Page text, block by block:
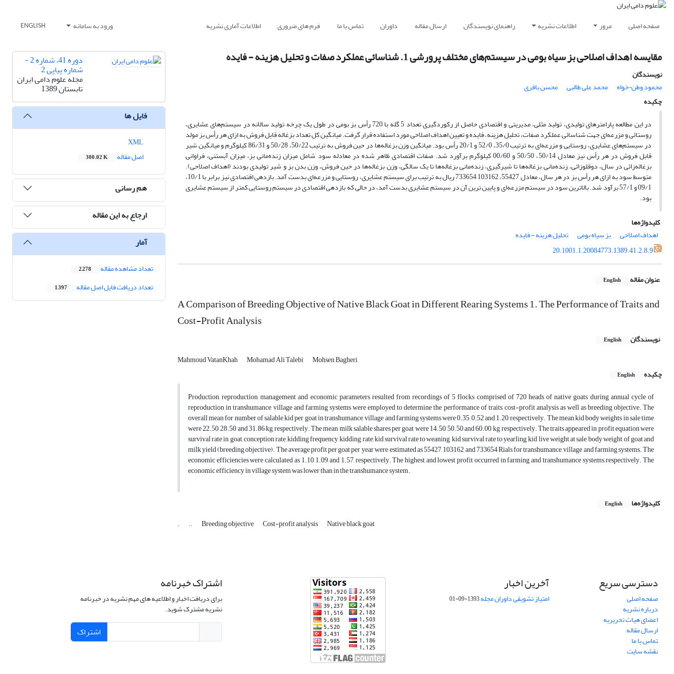
صفحه اصلی مرور اطلاعات نشریه راهنمای نویسندگان ارسال مقاله داوران تماس با ما فرم های ضروری اطلاعات آماری نشریه ورود به سامانه ENGLISH
مقایسه اهداف اصلاحی بز سیاه بومی در سیستم‌های مختلف پرورشی 1. شناسائی عملکرد صفات و تحلیل هزینه - فایده
نویسندگان
محمود وطن¬خواه
محمد علی طالبی
محسن باقری
چکیده
در این مطالعه پارامترهای تولیدی، تولید مثلی، مدیریتی و اقتصادی حاصل از رکوردگیری تعداد 5 گله با 720 رأس بز بومی در طول یک چرخه تولید سالانه در سیستم‌های عشایری،
روستائی و مزرعه‌ای جهت شناسائی عملکرد صفات، تحلیل هزینه – فایده و تعیین اهداف اصلاحی مورد استفاده قرار گرفت. میانگین کل تعداد بزغاله قابل فروش به ازای هر رأس بز مولد
در سیستم‌های عشایری، روستایی و مزرعه‌ای به ترتیب 35/0، 52/0 و 20/1 رأس بود. میانگین وزن بزغاله‌ها در حین فروش به ترتیب 50/22، 50/28 و 86/31 کیلوگرم و میانگین شیر
قابل فروش در هر رأس نیز معادل 50/14، 50/50 و 00/60 کیلوگرم برآورد شد. صفات اقتصادی ظاهر شده در معادله سود شامل میزان زنده‌مانی بز، میزان آبستنی، فراوانی
بزغاله‌زائی در سال، دوقلوزائی، زنده‌مانی بزغاله‌ها تا شیرگیری، زنده‌مانی بزغاله‌ها تا یک سالگی، وزن بزغاله‌ها در حین فروش، وزن بدن بز و شیر تولیدی بودند (اهداف اصلاحی).
متوسط سود به ازای هر رأس بز در هر سال، معادل 55427، 103162 733654 ریال به ترتیب برای سیستم عشایری، روستایی و مزرعه‌ای بدست آمد. بازدهی اقتصادی نیز برابر با 10/1،
09/1 و 57/1 برآود شد. بالاترین سود در سیستم مزرعه‌ای و پایین ترین آن در سیستم عشایری بدست آمد، در حالی که بازدهی اقتصادی در سیستم روستایی کمتر از سیستم عشایری
بود.
کلیدواژه‌ها
اهداف اصلاحی
بز سیاه بومی
تحلیل هزینه - فایده
20.1001.1.20084773.1389.41.2.8.9
عنوان مقاله English
A Comparison of Breeding Objective of Native Black Goat in Different Rearing Systems 1. The Performance of Traits and
Cost-Profit Analysis
نویسندگان English
Mahmoud VatanKhah Mohamad Ali Talebi
Mohsen Bagheri
چکیده
English
Production, reproduction, management and economic parameters resulted from recordings of 5 flocks comprised of 720 heads of native goats during annual cycle of
reproduction in transhumance, village and farming systems were employed to determine the performance of traits, cost-profit analysis as well as breeding objective. The
overall mean for number of salable kid per goat in transhumance, village and farming systems were 0.35, 0.52 and 1.20, respectively. The mean kid body weights in sale time
were 22.50, 28.50 and 31.86 kg, respectively. The mean milk salable shares per goat were 14.50, 50.50 and 60.00 kg, respectively. The traits appeared in profit equation were
survival rate in goat, conception rate, kidding frequency, kidding rate, kid survival rate to weaning, kid survival rate to yearling, kid live weight at sale, body weight of goat and
milk yield (breeding objective). The average profit per goat per year were, estimated as 55427, 103162 and 733654 Rials for transhumance, village and farming systems. The
economic efficiencies were calculated as 1.10, 1.09 and 1.57, respectively. The highest and lowest profit occurred in farming and transhumance systems, respectively. The
economic efficiency in village system was lower than in the transhumance system.
کلیدواژه‌ها English
. .. Breeding objective Cost-profit analysis Native black goat
دوره 41، شماره 2 -
شماره پیاپی 2
مجله علوم دامی ایران
تابستان 1389
فایل ها
اصل مقاله
300.02 K
هم رسانی
ارجاع به این مقاله
آمار
تعداد مشاهده مقاله 2,278
تعداد دریافت فایل اصل مقاله 1,397
دسترسی سریع
صفحه اصلی
درباره نشریه
اعضای هیات تحریریه
ارسال مقاله
تماس با ما
نقشه سایت
آخرین اخبار
امتیاز تشویقی داوران مجله1393-09-01
اشتراک خبرنامه
برای دریافت اخبار و اطلاعیه های مهم نشریه در خبرنامه
نشریه مشترک شوید.
اشتراک